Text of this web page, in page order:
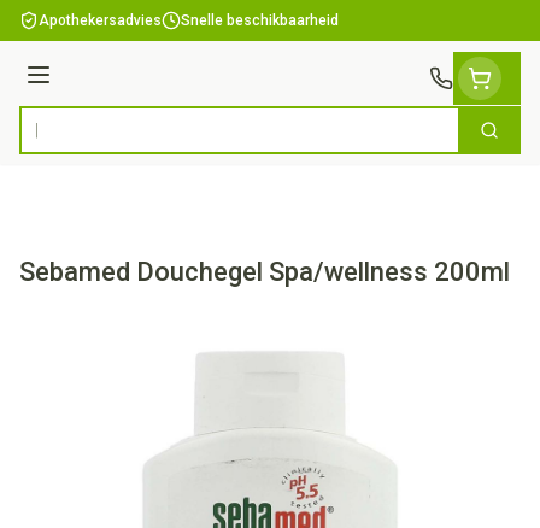
Ga naar de inhoud
Apothekersadvies Snelle beschikbaarheid
Menu
Product, merk, categorie... Zoek
Sebamed Douchegel Spa/wellness 200ml